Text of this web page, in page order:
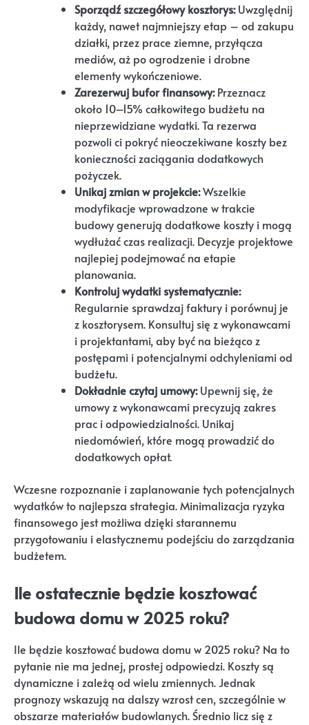
Sporządź szczegółowy kosztorys:Uwzględnij
każdy, nawet najmniejszy etap – od zakupu
działki, przez prace ziemne, przyłącza
mediów, aż po ogrodzenie i drobne
elementy wykończeniowe.
Zarezerwuj bufor finansowy:Przeznacz
około 10–15% całkowitego budżetu na
nieprzewidziane wydatki. Ta rezerwa
pozwoli ci pokryć nieoczekiwane koszty bez
konieczności zaciągania dodatkowych
pożyczek.
Unikaj zmian w projekcie:Wszelkie
modyfikacje wprowadzone w trakcie
budowy generują dodatkowe koszty i mogą
wydłużać czas realizacji. Decyzje projektowe
najlepiej podejmować na etapie
planowania.
Kontroluj wydatki systematycznie:
Regularnie sprawdzaj faktury i porównuj je
z kosztorysem. Konsultuj się z wykonawcami
i projektantami, aby być na bieżąco z
postępami i potencjalnymi odchyleniami od
budżetu.
Dokładnie czytaj umowy:Upewnij się, że
umowy z wykonawcami precyzują zakres
prac i odpowiedzialności. Unikaj
niedomówień, które mogą prowadzić do
dodatkowych opłat.
Wczesne rozpoznanie i zaplanowanie tych potencjalnych
wydatków to najlepsza strategia. Minimalizacja ryzyka
finansowego jest możliwa dzięki starannemu
przygotowaniu i elastycznemu podejściu do zarządzania
budżetem.
Ile ostatecznie będzie kosztować
budowa domu w 2025 roku?
Ile będzie kosztować budowa domu w 2025 roku? Na to
pytanie nie ma jednej, prostej odpowiedzi. Koszty są
dynamiczne i zależą od wielu zmiennych. Jednak
prognozy wskazują na dalszy wzrost cen, szczególnie w
obszarze materiałów budowlanych. Średnio licz się z